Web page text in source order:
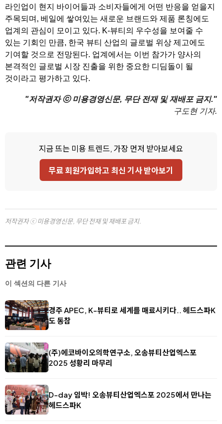
라인업이 현지 바이어들과 소비자들에게 어떤 반응을 얻을지
주목되며, 베일에 쌓여있는 새로운 브랜드와 제품 론칭에도
업계의 관심이 모이고 있다. K-뷰티의 우수성을 보여줄 수
있는 기회인 만큼, 한국 뷰티 산업의 글로벌 위상 제고에도
기여할 것으로 전망된다. 업계에서는 이번 참가가 양사의
본격적인 글로벌 시장 진출을 위한 중요한 디딤돌이 될
것이라고 평가하고 있다.
"저작권자 ⓒ 미용경영신문, 무단 전재 및 재배포 금지."
구도현 기자.
지금 뜨는 미용 트렌드, 가장 먼저 받아보세요
무료 회원가입하고 최신 기사 받아보기
저작권자 ⓒ 미용경영신문, 무단 전재 및 재배포 금지.
관련 기사
이 섹션의 다른 기사
경주 APEC, K-뷰티로 세계를 매료시키다.. 헤드스파K
도 동참
(주)에코바이오의학연구소, 오송뷰티산업엑스포
2025 성황리 마무리
D-day 임박! 오송뷰티산업엑스포 2025에서 만나는
헤드스파K